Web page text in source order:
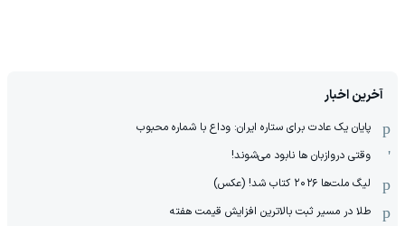
آخرین اخبار
پایان یک عادت برای ستاره ایران: وداع با شماره محبوب
وقتی دروازبان ها نابود می‌شوند!
لیگ ملت‌ها ٢٠٢۶ کتاب شد! (عکس)
طلا در مسیر ثبت بالاترین افزایش قیمت هفته